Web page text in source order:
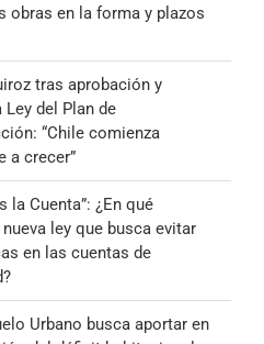
obras en la forma y plazos
tras aprobación y
Ley del Plan de
“Chile comienza
a crecer”
la Cuenta”: ¿En qué
ley que busca evitar
en las cuentas de
Urbano busca aportar en